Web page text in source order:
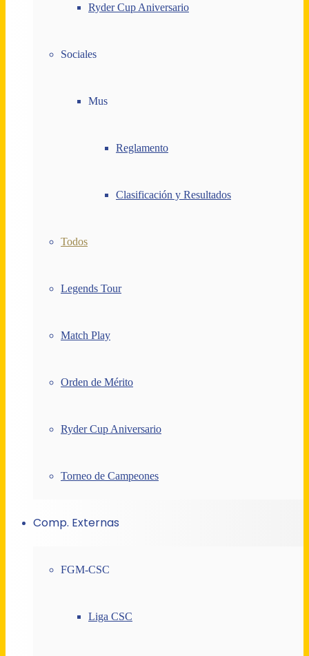
Ryder Cup Aniversario
Sociales
Mus
Reglamento
Clasificación y Resultados
Todos
Legends Tour
Match Play
Orden de Mérito
Ryder Cup Aniversario
Torneo de Campeones
Comp. Externas
FGM-CSC
Liga CSC